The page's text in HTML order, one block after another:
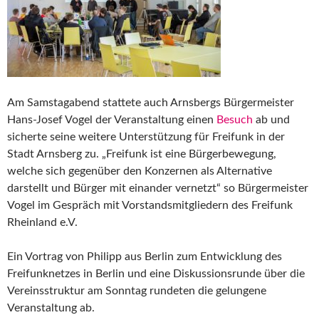
Am Samstagabend stattete auch Arnsbergs Bürgermeister
Hans-Josef Vogel der Veranstaltung einen Besuch ab und
sicherte seine weitere Unterstützung für Freifunk in der
Stadt Arnsberg zu. „Freifunk ist eine Bürgerbewegung,
welche sich gegenüber den Konzernen als Alternative
darstellt und Bürger mit einander vernetzt“ so Bürgermeister
Vogel im Gespräch mit Vorstandsmitgliedern des Freifunk
Rheinland e.V.
Ein Vortrag von Philipp aus Berlin zum Entwicklung des
Freifunknetzes in Berlin und eine Diskussionsrunde über die
Vereinsstruktur am Sonntag rundeten die gelungene
Veranstaltung ab.